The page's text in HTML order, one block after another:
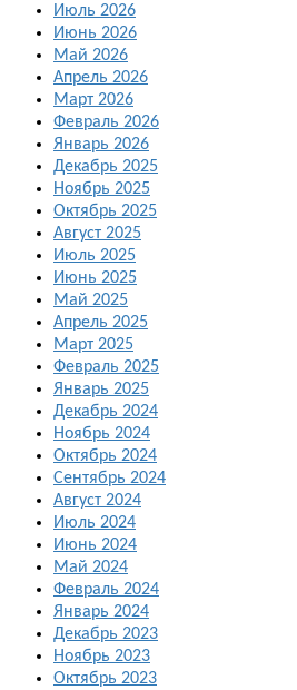
Июль 2026
Июнь 2026
Май 2026
Апрель 2026
Март 2026
Февраль 2026
Январь 2026
Декабрь 2025
Ноябрь 2025
Октябрь 2025
Август 2025
Июль 2025
Июнь 2025
Май 2025
Апрель 2025
Март 2025
Февраль 2025
Январь 2025
Декабрь 2024
Ноябрь 2024
Октябрь 2024
Сентябрь 2024
Август 2024
Июль 2024
Июнь 2024
Май 2024
Февраль 2024
Январь 2024
Декабрь 2023
Ноябрь 2023
Октябрь 2023